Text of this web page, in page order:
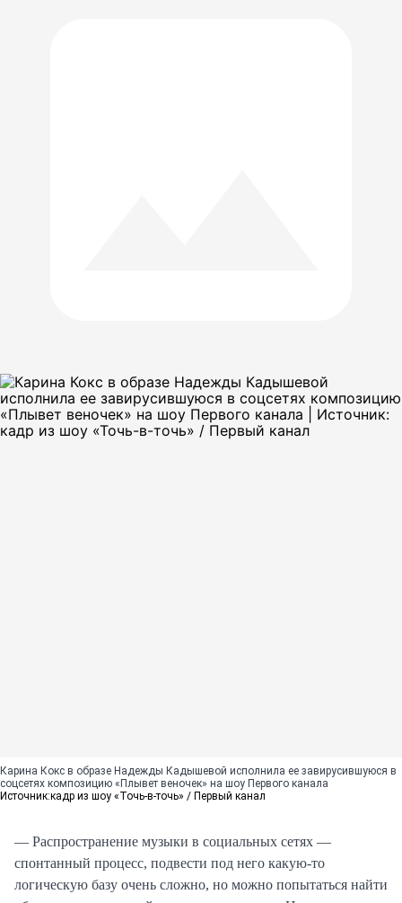
Карина Кокс в образе Надежды Кадышевой исполнила ее завирусившуюся в
соцсетях композицию «Плывет веночек» на шоу Первого канала
Источник:кадр из шоу «Точь-в-точь» / Первый канал
— Распространение музыки в социальных сетях —
спонтанный процесс, подвести под него какую-то
логическую базу очень сложно, но можно попытаться найти